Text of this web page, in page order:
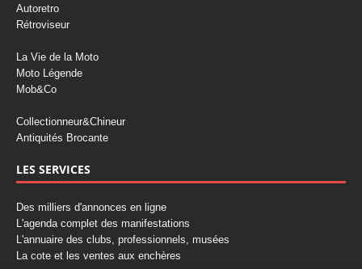
Autoretro
Rétroviseur
La Vie de la Moto
Moto Légende
Mob&Co
Collectionneur&Chineur
Antiquités Brocante
LES SERVICES
Des milliers d'annonces en ligne
L'agenda complet des manifestations
L'annuaire des clubs, professionnels, musées
La cote et les ventes aux enchères